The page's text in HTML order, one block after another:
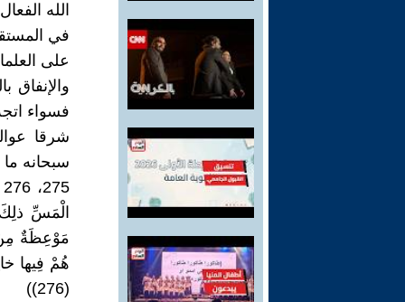
الله
في
على
والإنفاق
فسواء
شرقا
سبحانه ما
الْمَسِّ ذلِكَ
مَوْعِظَةٌ مِنْ
(276))